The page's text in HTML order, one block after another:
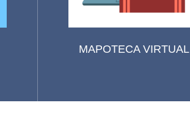
MAPOTECA VIRTUAL